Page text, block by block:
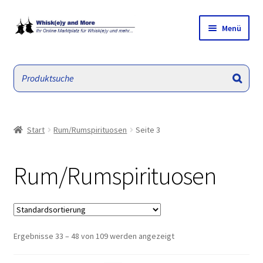
Zur
Navigation
Zum
Inhalt
Menü
Empfehlungen/ Angebote
Rum/Rumspirituosen
Gin
Liqueure
Start Rum/Rumspirituosen Seite 3
Rum/Rumspirituosen
Ergebnisse 33 – 48 von 109 werden angezeigt